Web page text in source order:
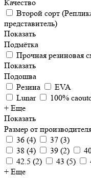
Качество
Второй сорт
представитель)
Показать
Подмётка
Прочная резиновая
Показать
Подошва
Резина
EVA
Lunar
100%
+ Еще
Показать
Размер от
36 (4) 37 (3)
38 (4) 39 (2)
42.5 (2) 43 (5)
+ Еще